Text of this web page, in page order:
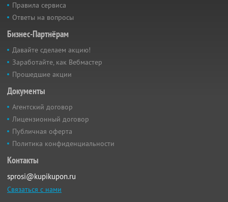
Правила сервиса
Ответы на вопросы
Бизнес-Партнёрам
Давайте сделаем акцию!
Заработайте, как Вебмастер
Прошедшие акции
Документы
Агентский договор
Лицензионный договор
Публичная оферта
Политика конфиденциальности
Контакты
sprosi@kupikupon.ru
Связаться с нами